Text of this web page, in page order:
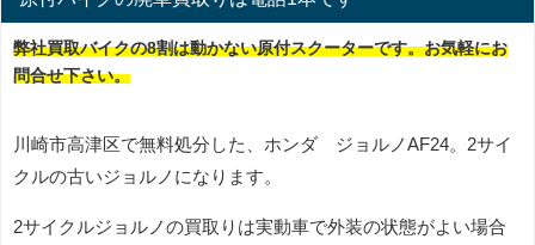
弊社買取バイクの8割は動かない原付スクーターです。お気軽にお
問合せ下さい。
川崎市高津区で無料処分した、ホンダ ジョルノAF24。2サイ
クルの古いジョルノになります。
2サイクルジョルノの買取りは実動車で外装の状態がよい場合